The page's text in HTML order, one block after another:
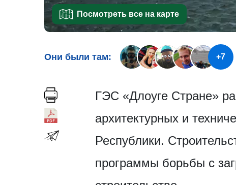
Посмотреть все на карте
Они были там: +7
ГЭС «Длоуге Стране»
архитектурных и
Республики.
программы борьбы с